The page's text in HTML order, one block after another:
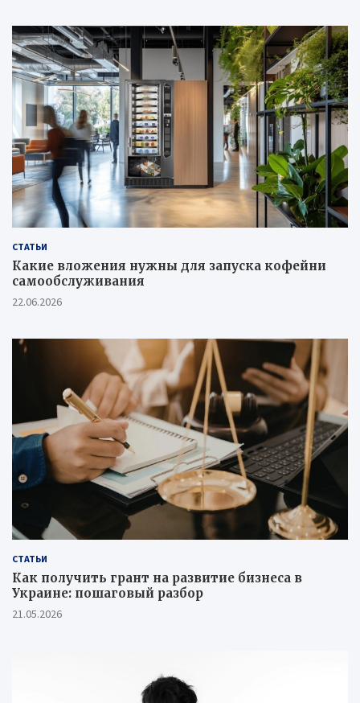
СТАТЬИ
Какие вложения нужны для запуска кофейни
самообслуживания
22.06.2026
СТАТЬИ
Как получить грант на развитие бизнеса в
Украине: пошаговый разбор
21.05.2026